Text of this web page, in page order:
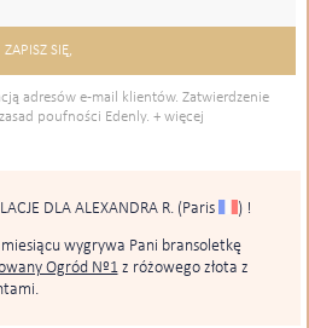
adresów e-mail klientów. Zatwierdzenie
poufności Edenly. + więcej
DLA ALEXANDRA R. (Paris )!
wygrywa Pani bransoletkę
Ogród Nº1z różowego złota z